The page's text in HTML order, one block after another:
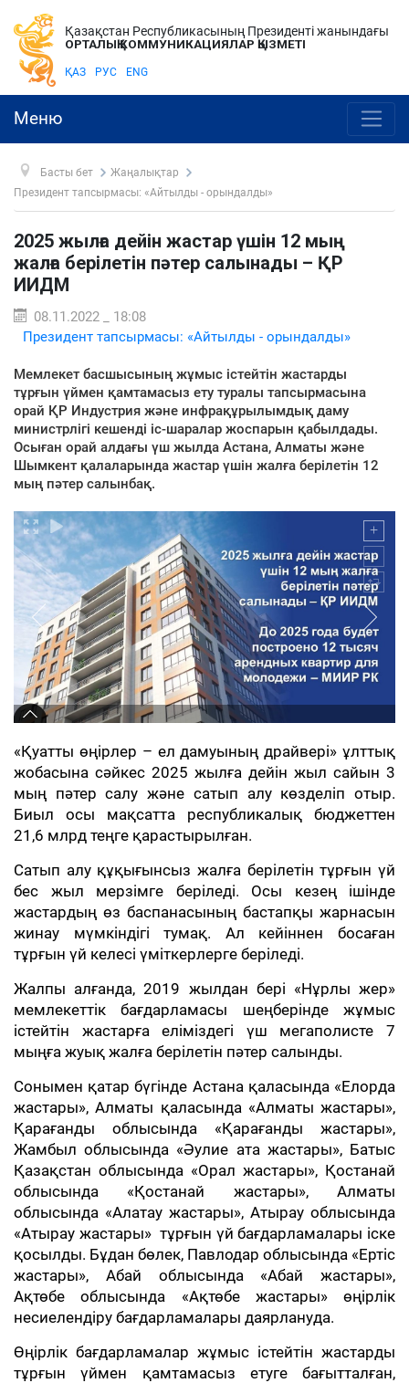
Қазақстан Республикасының Президенті жанындағы
ОРТАЛЫҚ КОММУНИКАЦИЯЛАР ҚЫЗМЕТІ
ҚАЗ РУС ENG
Меню
Басты бет
Жаңалықтар
Президент тапсырмасы: «Айтылды - орындалды»
2025 жылға дейін жастар үшін 12 мың
жалға берілетін пәтер салынады – ҚР
ИИДМ
08.11.2022 _ 18:08
Президент тапсырмасы: «Айтылды - орындалды»
Мемлекет басшысының жұмыс істейтін жастарды
тұрғын үймен қамтамасыз ету туралы тапсырмасына
орай ҚР Индустрия және инфрақұрылымдық даму
министрлігі кешенді іс-шаралар жоспарын қабылдады.
Осыған орай алдағы үш жылда Астана, Алматы және
Шымкент қалаларында жастар үшін жалға берілетін 12
мың пәтер салынбақ.
«Қуатты өңірлер – ел дамуының драйвері» ұлттық
жобасына сәйкес 2025 жылға дейін жыл сайын 3
мың пәтер салу және сатып алу көзделіп отыр.
Биыл осы мақсатта республикалық бюджеттен
21,6 млрд теңге қарастырылған.
Сатып алу құқығынсыз жалға берілетін тұрғын үй
бес жыл мерзімге беріледі. Осы кезең ішінде
жастардың өз баспанасының бастапқы жарнасын
жинау мүмкіндігі тумақ. Ал кейіннен босаған
тұрғын үй келесі үміткерлерге беріледі.
Жалпы алғанда, 2019 жылдан бері «Нұрлы жер»
мемлекеттік бағдарламасы шеңберінде жұмыс
істейтін жастарға еліміздегі үш мегаполисте 7
мыңға жуық жалға берілетін пәтер салынды.
Сонымен қатар бүгінде Астана қаласында «Елорда
жастары», Алматы қаласында «Алматы жастары»,
Қарағанды облысында «Қарағанды жастары»,
Жамбыл облысында «Әулие ата жастары», Батыс
Қазақстан облысында «Орал жастары», Қостанай
облысында «Қостанай жастары», Алматы
облысында «Алатау жастары», Атырау облысында
«Атырау жастары» тұрғын үй бағдарламалары іске
қосылды. Бұдан бөлек, Павлодар облысында «Ертіс
жастары», Абай облысында «Абай жастары»,
Ақтөбе облысында «Ақтөбе жастары» өңірлік
несиелендіру бағдарламалары даярлануда.
Өңірлік бағдарламалар жұмыс істейтін жастарды
тұрғын үймен қамтамасыз етуге бағытталған,